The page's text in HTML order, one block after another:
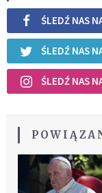
ŚLEDŹ NAS
ŚLEDŹ NAS
ŚLEDŹ NAS